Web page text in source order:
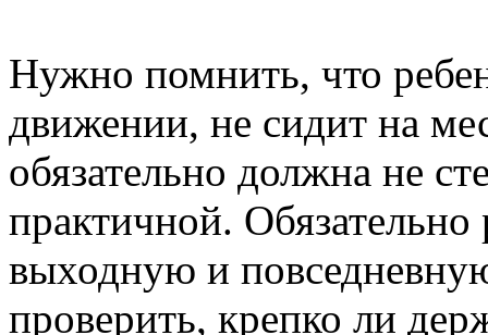
Нужно помнить, что
движении, не сидит на
обязательно должна не
практичной. Обязательно
выходную и
проверить, крепко ли